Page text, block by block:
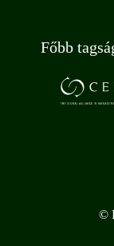
Főbb
©